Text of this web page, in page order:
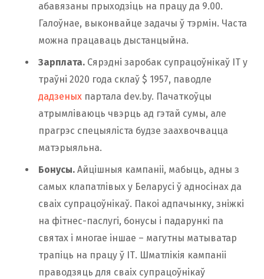
абавязаны прыходзіць на працу да 9.00.
Галоўнае, выконвайце задачы ў тэрмін. Часта
можна працаваць дыстанцыйна.
Зарплата. Сярэдні заробак супрацоўнікаў IT у
траўні 2020 года склаў $ 1957, паводле
дадзеных партала dev.by. Пачаткоўцы
атрымліваюць чвэрць ад гэтай сумы, але
прагрэс спецыяліста будзе заахвочвацца
матэрыяльна.
Бонусы. Айцішныя кампаніі, мабыць, адны з
самых клапатлівых у Беларусі ў адносінах да
сваіх супрацоўнікаў. Пакоі адпачынку, зніжкі
на фітнес-паслугі, бонусы і падарункі па
святах і многае іншае – магутны матыватар
трапіць на працу ў ІТ. Шматлікія кампаніі
праводзяць для сваіх супрацоўнікаў